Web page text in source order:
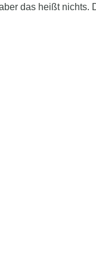
das heißt nichts.